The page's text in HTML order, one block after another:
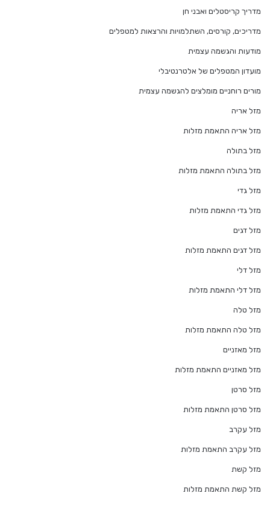
מדריך קריסטלים ואבני חן
מדריכים, קורסים, השתלמויות והרצאות למטפלים
מודעות והגשמה עצמית
מועדון המטפלים של אלטרנטיבלי
מורים רוחניים מומלצים להגשמה עצמית
מזל אריה
מזל אריה התאמת מזלות
מזל בתולה
מזל בתולה התאמת מזלות
מזל גדי
מזל גדי התאמת מזלות
מזל דגים
מזל דגים התאמת מזלות
מזל דלי
מזל דלי התאמת מזלות
מזל טלה
מזל טלה התאמת מזלות
מזל מאזניים
מזל מאזניים התאמת מזלות
מזל סרטן
מזל סרטן התאמת מזלות
מזל עקרב
מזל עקרב התאמת מזלות
מזל קשת
מזל קשת התאמת מזלות